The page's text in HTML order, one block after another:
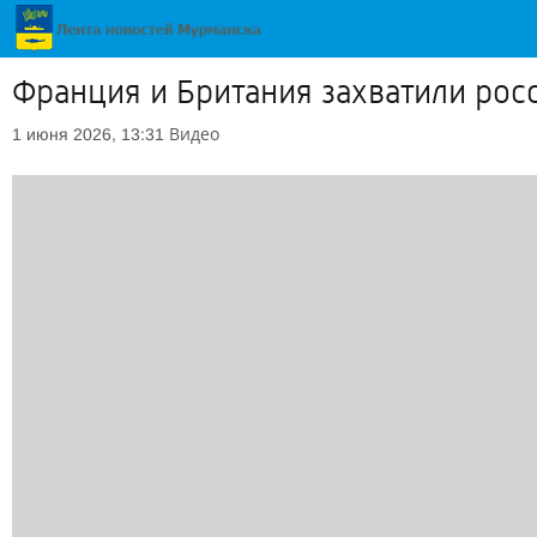
Франция и Британия захватили
1 июня 2026, 13:31 Видео